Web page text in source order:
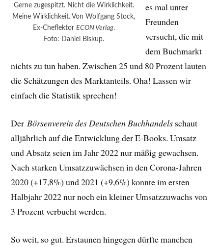
Gerne zugespitzt. Nicht die Wirklichkeit.
Meine Wirklichkeit. Von Wolfgang Stock,
Ex-Cheflektor ECON Verlag.
Foto: Daniel Biskup.
es mal unter
Freunden
versucht, die mit
dem Buchmarkt
nichts zu tun haben. Zwischen 25 und 80 Prozent lauten
die Schätzungen des Marktanteils. Oha! Lassen wir
einfach die Statistik sprechen!
Der Börsenverein des Deutschen Buchhandels schaut
alljährlich auf die Entwicklung der E-Books. Umsatz
und Absatz seien im Jahr 2022 nur mäßig gewachsen.
Nach starken Umsatzzuwächsen in den Corona-Jahren
2020 (+17,8%) und 2021 (+9,6%) konnte im ersten
Halbjahr 2022 nur noch ein kleiner Umsatzzuwachs von
3 Prozent verbucht werden.
So weit, so gut. Erstaunen hingegen dürfte manchen